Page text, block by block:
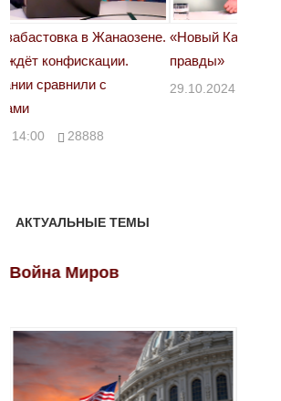
«Новый Казахстан не говорит всей
правды»
29.10.2024 09:00 39623
АКТУАЛЬНЫЕ ТЕМЫ
Война Миров